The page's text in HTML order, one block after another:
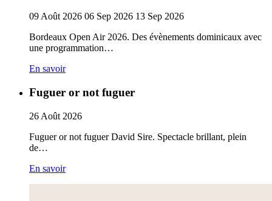
09Août 2026 06 Sep 2026 13 Sep 2026
Bordeaux Open Air 2026. Des évènements dominicaux avec
une programmation…
En savoir
Fuguer or not fuguer
26 Août 2026
Fuguer or not fuguer David Sire. Spectacle brillant, plein
de…
En savoir